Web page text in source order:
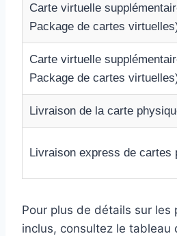
Carte virtuelle
Package de cartes
Carte virtuelle
Package de cartes
Livraison de la carte
Livraison express de cartes
Pour plus de détails sur les
inclus, consultez le tableau